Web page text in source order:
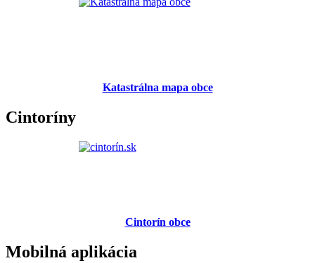
Katastrálna mapa obce
Cintoríny
Cintorín obce
Mobilná aplikácia